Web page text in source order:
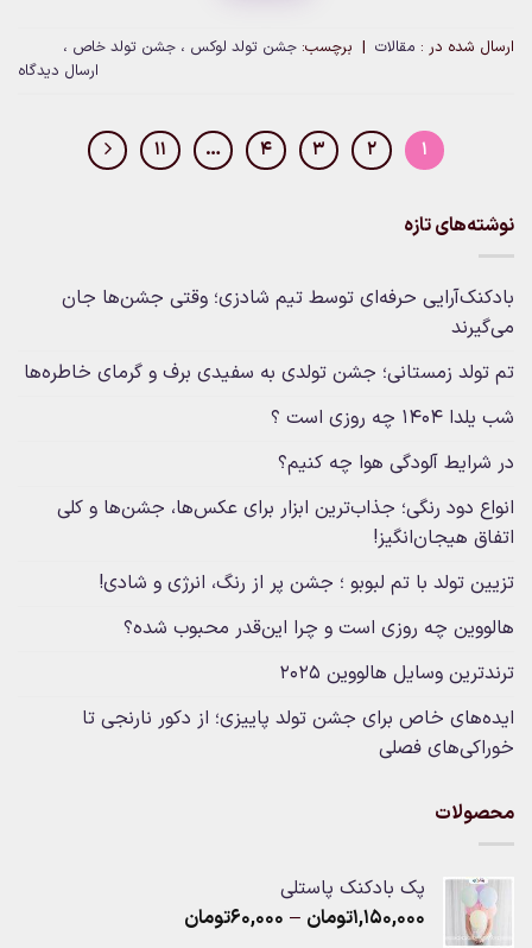
ارسال شده در : مقالات | برچسب: جشن تولد لوکس ، جشن تولد خاص ،
ارسال دیدگاه
1
2
3
4
…
11
نوشته‌های تازه
بادکنک‌آرایی حرفه‌ای توسط تیم شادزی؛ وقتی جشن‌ها جان
می‌گیرند
تم تولد زمستانی؛ جشن تولدی به سفیدی برف و گرمای خاطره‌ها
شب یلدا 1404 چه روزی است ؟
در شرایط آلودگی هوا چه کنیم؟
انواع دود رنگی؛ جذاب‌ترین ابزار برای عکس‌ها، جشن‌ها و کلی
اتفاق هیجان‌انگیز!
تزیین تولد با تم لبوبو ؛ جشن پر از رنگ، انرژی و شادی!
هالووین چه روزی است و چرا این‌قدر محبوب شده؟
ترندترین وسایل هالووین ۲۰۲۵
ایده‌های خاص برای جشن تولد پاییزی؛ از دکور نارنجی تا
خوراکی‌های فصلی
محصولات
پک بادکنک پاستلی
۱,۱۵۰,۰۰۰تومان – ۶۰,۰۰۰تومان